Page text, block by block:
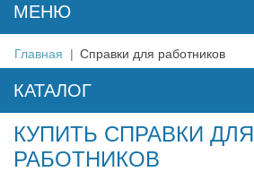
MEНЮ
Главная Справки для работников
КАТАЛОГ
КУПИТЬ СПРАВКИ ДЛЯ
РАБОТНИКОВ